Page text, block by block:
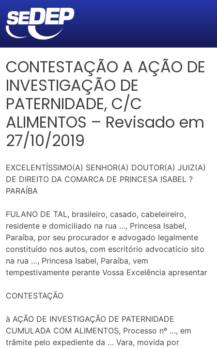
CONTESTAÇÃO A AÇÃO DE
INVESTIGAÇÃO DE
PATERNIDADE, C/C
ALIMENTOS – Revisado em
27/10/2019
EXCELENTÍSSIMO(A) SENHOR(A) DOUTOR(A) JUIZ(A)
DE DIREITO DA COMARCA DE PRINCESA ISABEL ?
PARAÍBA
FULANO DE TAL, brasileiro, casado, cabeleireiro,
residente e domiciliado na rua …, Princesa Isabel,
Paraíba, por seu procurador e advogado legalmente
constituído nos autos, com escritório advocatício sito
na rua …, Princesa Isabel, Paraíba, vem
tempestivamente perante Vossa Excelência apresentar
CONTESTAÇÃO
à AÇÃO DE INVESTIGAÇÃO DE PATERNIDADE
CUMULADA COM ALIMENTOS, Processo nº …, em
trâmite pelo expediente da … Vara, movida por